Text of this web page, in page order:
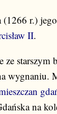
r.)
II.
starszym
wygnaniu.
na